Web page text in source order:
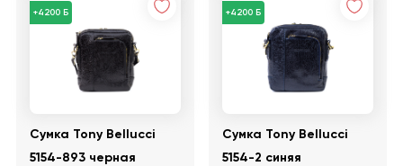
+4200 Б
Сумка Tony Bellucci
5154-893 черная
+4200 Б
Сумка Tony Bellucci
5154-2 синяя